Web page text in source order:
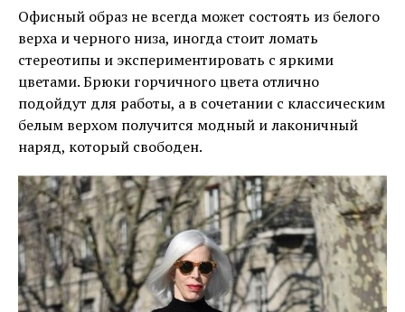
Офисный образ не всегда может состоять из белого
верха и черного низа, иногда стоит ломать
стереотипы и экспериментировать с яркими
цветами. Брюки горчичного цвета отлично
подойдут для работы, а в сочетании с классическим
белым верхом получится модный и лаконичный
наряд, который свободен.